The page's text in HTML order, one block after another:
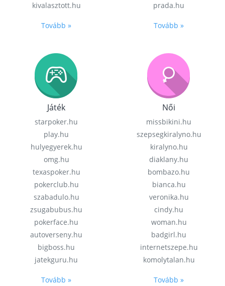
kivalasztott.hu
Tovább »
prada.hu
Tovább »
Játék
starpoker.hu
play.hu
hulyegyerek.hu
omg.hu
texaspoker.hu
pokerclub.hu
szabadulo.hu
zsugabubus.hu
pokerface.hu
autoverseny.hu
bigboss.hu
jatekguru.hu
Tovább »
Női
missbikini.hu
szepsegkiralyno.hu
kiralyno.hu
diaklany.hu
bombazo.hu
bianca.hu
veronika.hu
cindy.hu
woman.hu
badgirl.hu
internetszepe.hu
komolytalan.hu
Tovább »